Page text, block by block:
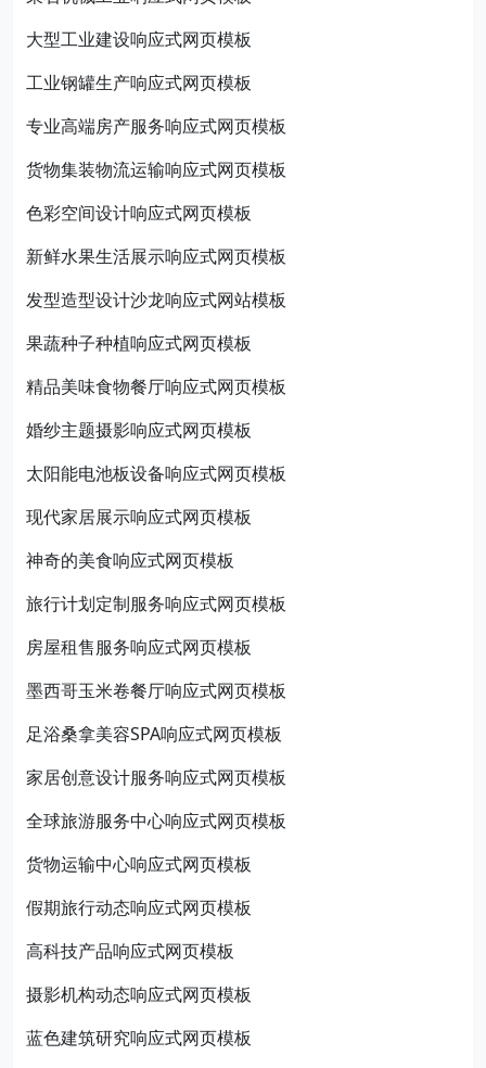
大型工业建设响应式网页模板
工业钢罐生产响应式网页模板
专业高端房产服务响应式网页模板
货物集装物流运输响应式网页模板
色彩空间设计响应式网页模板
新鲜水果生活展示响应式网页模板
发型造型设计沙龙响应式网站模板
果蔬种子种植响应式网页模板
精品美味食物餐厅响应式网页模板
婚纱主题摄影响应式网页模板
太阳能电池板设备响应式网页模板
现代家居展示响应式网页模板
神奇的美食响应式网页模板
旅行计划定制服务响应式网页模板
房屋租售服务响应式网页模板
墨西哥玉米卷餐厅响应式网页模板
足浴桑拿美容SPA响应式网页模板
家居创意设计服务响应式网页模板
全球旅游服务中心响应式网页模板
货物运输中心响应式网页模板
假期旅行动态响应式网页模板
高科技产品响应式网页模板
摄影机构动态响应式网页模板
蓝色建筑研究响应式网页模板